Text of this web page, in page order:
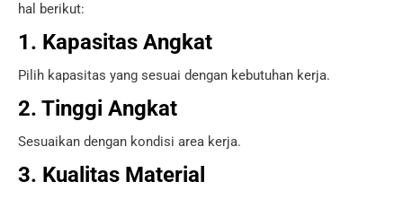
hal berikut:
1. Kapasitas Angkat
Pilih kapasitas yang sesuai dengan kebutuhan kerja.
2. Tinggi Angkat
Sesuaikan dengan kondisi area kerja.
3. Kualitas Material